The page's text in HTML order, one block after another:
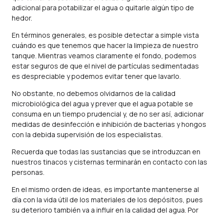
adicional para potabilizar el agua o quitarle algún tipo de
hedor.
En términos generales, es posible detectar a simple vista
cuándo es que tenemos que hacer la limpieza de nuestro
tanque. Mientras veamos claramente el fondo, podemos
estar seguros de que el nivel de partículas sedimentadas
es despreciable y podemos evitar tener que lavarlo.
No obstante, no debemos olvidarnos de la calidad
microbiológica del agua y prever que el agua potable se
consuma en un tiempo prudencial y, de no ser así, adicionar
medidas de desinfección e inhibición de bacterias y hongos
con la debida supervisión de los especialistas.
Recuerda que todas las sustancias que se introduzcan en
nuestros tinacos y cisternas terminarán en contacto con las
personas.
En el mismo orden de ideas, es importante mantenerse al
día con la vida útil de los materiales de los depósitos, pues
su deterioro también va a influir en la calidad del agua. Por